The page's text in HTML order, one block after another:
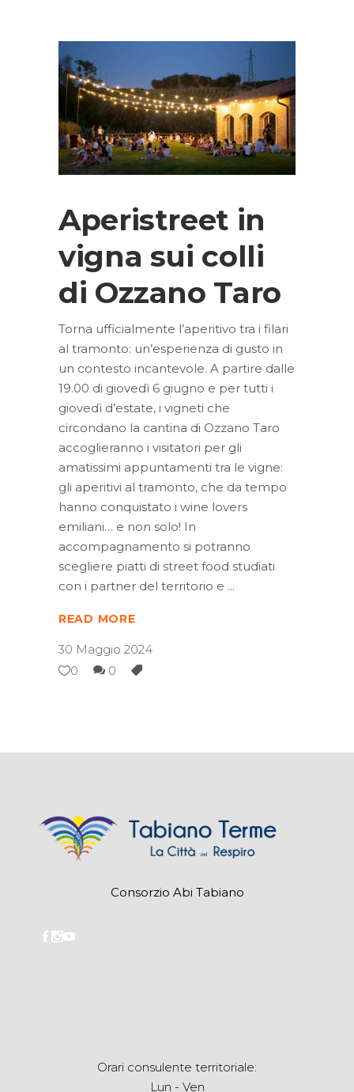
Aperistreet in
vigna sui colli
di Ozzano Taro
Torna ufficialmente l’aperitivo tra i filari
al tramonto: un’esperienza di gusto in
un contesto incantevole. A partire dalle
19.00 di giovedì 6 giugno e per tutti i
giovedì d’estate, i vigneti che
circondano la cantina di Ozzano Taro
accoglieranno i visitatori per gli
amatissimi appuntamenti tra le vigne:
gli aperitivi al tramonto, che da tempo
hanno conquistato i wine lovers
emiliani… e non solo! In
accompagnamento si potranno
scegliere piatti di street food studiati
con i partner del territorio e
READ MORE
30 Maggio 2024
0
0
Consorzio Abi Tabiano
Orari consulente territoriale:
Lun - Ven